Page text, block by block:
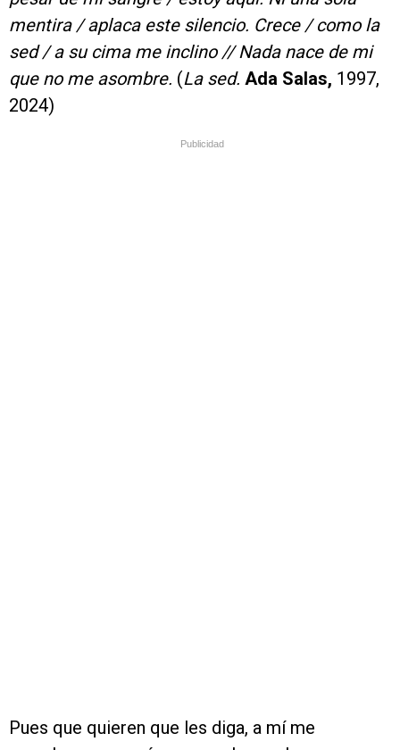
mentira / aplaca este silencio. Crece / como la
sed / a su cima me inclino // Nada nace de mi
que no me asombre. (La sed. Ada Salas, 1997,
2024)
Publicidad
Pues que quieren que les diga, a mí me